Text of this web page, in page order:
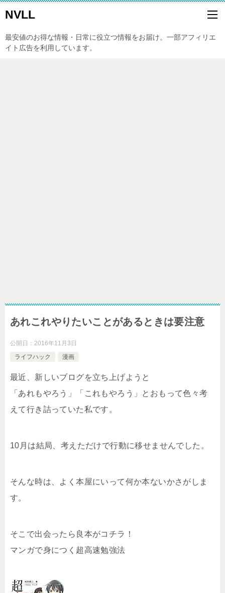
NVLL
最安値のお得な情報・日常に役立つ情報をお届け。一部アフィリエ
イト広告を利用しています。
あれこれやりたいことがあるときは要注意
公開日： 2016年11月3日
ライフハック
漫画
最近、新しいブログを立ち上げようと
「あれもやろう」「これもやろう」とおもって色々考
えて行き詰っていた私です。
10月は結局、考えただけで行動に移せませんでした。
そんな時は、よく本屋にいって何か本ないかさがしま
す。
そこで出会ったら良本がコチラ！
マンガで身につく超高速勉強法